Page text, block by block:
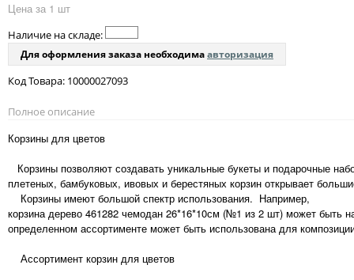
Цена за 1 шт
Наличие на складе:
Для оформления заказа необходимаавторизация
Код Товара: 10000027093
Полное описание
Корзины для цветов
Корзины позволяют создавать уникальные букеты и подарочные
плетеных, бамбуковых, ивовых и берестяных корзин открывает
Корзины имеют большой спектр использования. Например,
корзина дерево 461282 чемодан 26*16*10см (№1 из 2 шт) может быть
определенном ассортименте может быть использована для
Ассортимент корзин для цветов